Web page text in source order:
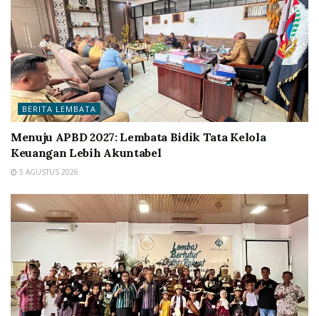
BERITA LEMBATA
Menuju APBD 2027: Lembata Bidik Tata Kelola
Keuangan Lebih Akuntabel
5 AGUSTUS 2026